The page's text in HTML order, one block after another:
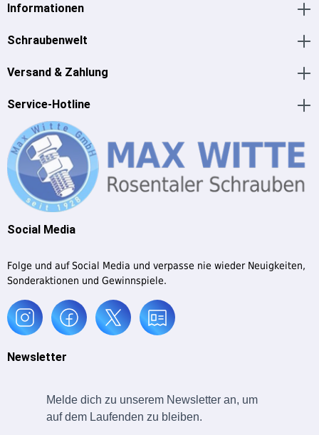
Informationen
Schraubenwelt
Versand & Zahlung
Service-Hotline
Social Media
Folge und auf Social Media und verpasse nie wieder Neuigkeiten,
Sonderaktionen und Gewinnspiele.
Newsletter
Melde dich zu unserem Newsletter an, um
auf dem Laufenden zu bleiben.